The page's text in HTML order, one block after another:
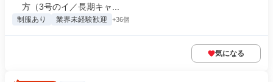
方（3号のイ／長期キャ...
制服あり 業界未経験歓迎 +36個
気になる